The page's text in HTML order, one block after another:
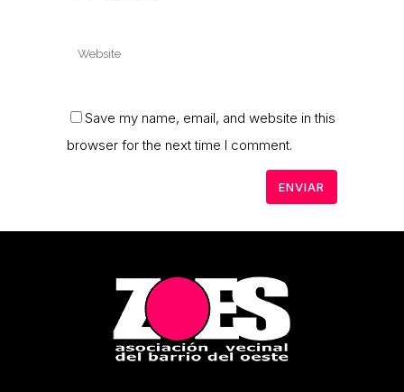
Save my name, email, and website in this
browser for the next time I comment.